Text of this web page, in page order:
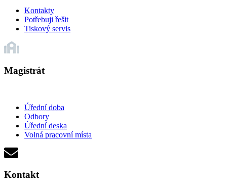
Kontakty
Potřebuji řešit
Tiskový servis
Magistrát
Úřední doba
Odbory
Úřední deska
Volná pracovní místa
Kontakt